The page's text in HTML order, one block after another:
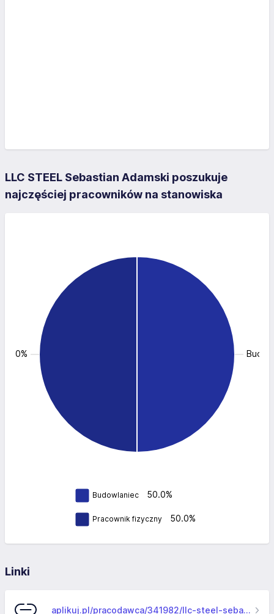
LLC STEEL Sebastian Adamski poszukuje
najczęściej pracowników na stanowiska
Budowlaniec 50.0%
Pracownik fizyczny 50.0%
Linki
aplikuj.pl/pracodawca/341982/llc-steel-sebastian-adamski